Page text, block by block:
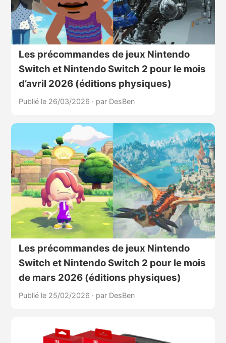
Les précommandes de jeux Nintendo
Switch et Nintendo Switch 2 pour le mois
d’avril 2026 (éditions physiques)
Publié le 26/03/2026 · par DesBen
Les précommandes de jeux Nintendo
Switch et Nintendo Switch 2 pour le mois
de mars 2026 (éditions physiques)
Publié le 25/02/2026 · par DesBen